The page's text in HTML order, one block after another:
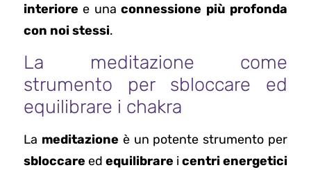
interiore e unaconnessione più profonda
con noi stessi.
La meditazione come
strumento per sbloccare ed
equilibrare i chakra
La meditazione è un potente strumento per
sbloccare ed equilibrare icentri energetici